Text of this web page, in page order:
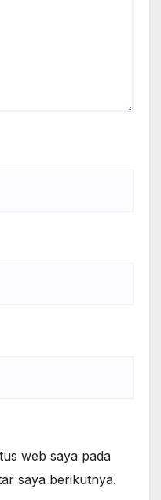
web saya pada
saya berikutnya.